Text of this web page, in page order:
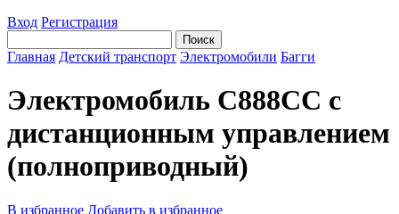
Вход Регистрация
Главная Детский транспорт Электромобили Багги
Электромобиль C888CC с
дистанционным управлением
(полноприводный)
В избранное Добавить в избранное